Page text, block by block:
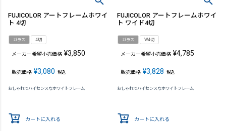
FUJICOLOR アートフレームホワイ
ト 4切
ガラス 4切
メーカー希望小売価格 ¥3,850
販売価格 ¥3,080 税込
おしゃれでハイセンスなホワイトフレーム
カートに入れる
FUJICOLOR アートフレームホワイ
ト ワイド4切
ガラス W4切
メーカー希望小売価格 ¥4,785
販売価格 ¥3,828 税込
おしゃれでハイセンスなホワイトフレーム
カートに入れる